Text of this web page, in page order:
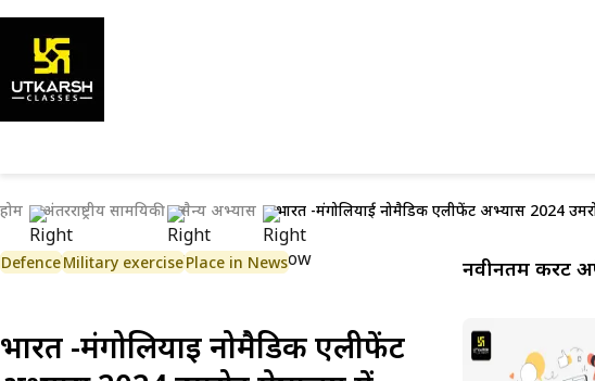
होम अंतरराष्ट्रीय सामयिकी सैन्य अभ्यास भारत -मंगोलियाई नोमैडिक एलीफेंट अभ्यास 2024
DefenceMilitary exercisePlace in News
भारत -मंगोलियाई नोमैडिक एलीफेंट
नवीनतम करेंट